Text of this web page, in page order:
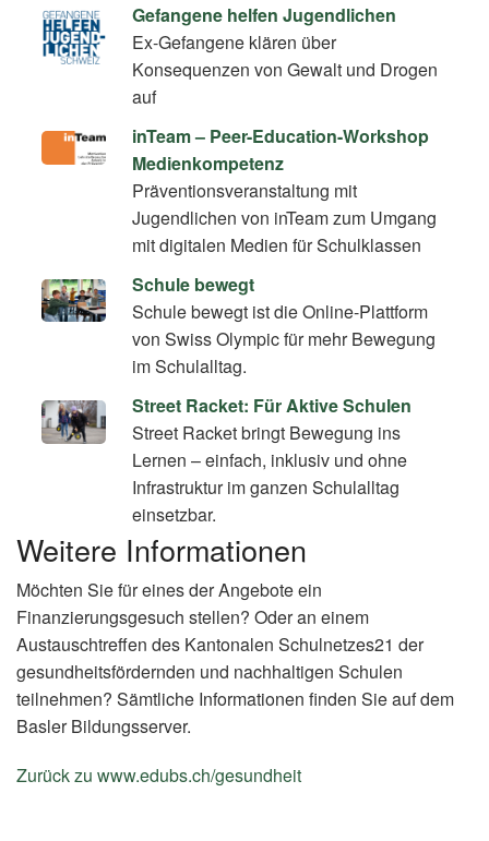
Gefangene helfen Jugendlichen
Ex-Gefangene klären über
Konsequenzen von Gewalt und Drogen
auf
inTeam – Peer-Education-Workshop
Medienkompetenz
Präventionsveranstaltung mit
Jugendlichen von inTeam zum Umgang
mit digitalen Medien für Schulklassen
Schule bewegt
Schule bewegt ist die Online-Plattform
von Swiss Olympic für mehr Bewegung
im Schulalltag.
Street Racket: Für Aktive Schulen
Street Racket bringt Bewegung ins
Lernen – einfach, inklusiv und ohne
Infrastruktur im ganzen Schulalltag
einsetzbar.
Weitere Informationen
Möchten Sie für eines der Angebote ein
Finanzierungsgesuch stellen? Oder an einem
Austauschtreffen des Kantonalen Schulnetzes21 der
gesundheitsfördernden und nachhaltigen Schulen
teilnehmen? Sämtliche Informationen finden Sie auf dem
Basler Bildungsserver.
Zurück zu www.edubs.ch/gesundheit